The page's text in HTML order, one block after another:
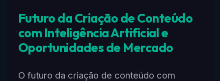
Futuro da Criação de Conteúdo
com Inteligência Artificial e
Oportunidades de Mercado
O futuro da criação de conteúdo com